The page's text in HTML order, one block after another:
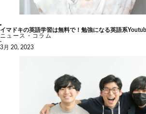
イマドキの英語学習は無料で！勉強になる英語系
ニュース・コラム
·
3月 20, 2023